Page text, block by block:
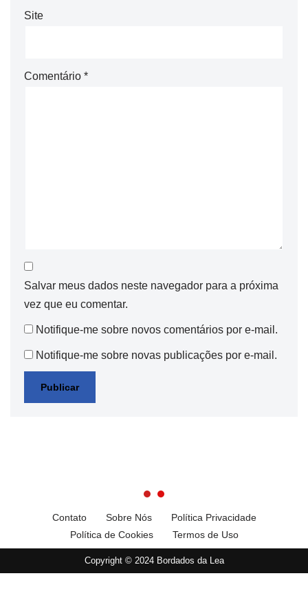
Site
Comentário *
Salvar meus dados neste navegador para a próxima
vez que eu comentar.
Notifique-me sobre novos comentários por e-mail.
Notifique-me sobre novas publicações por e-mail.
Contato Sobre Nós
Política Privacidade
Política de Cookies
Termos de Uso
Copyright © 2024 Bordados da Lea